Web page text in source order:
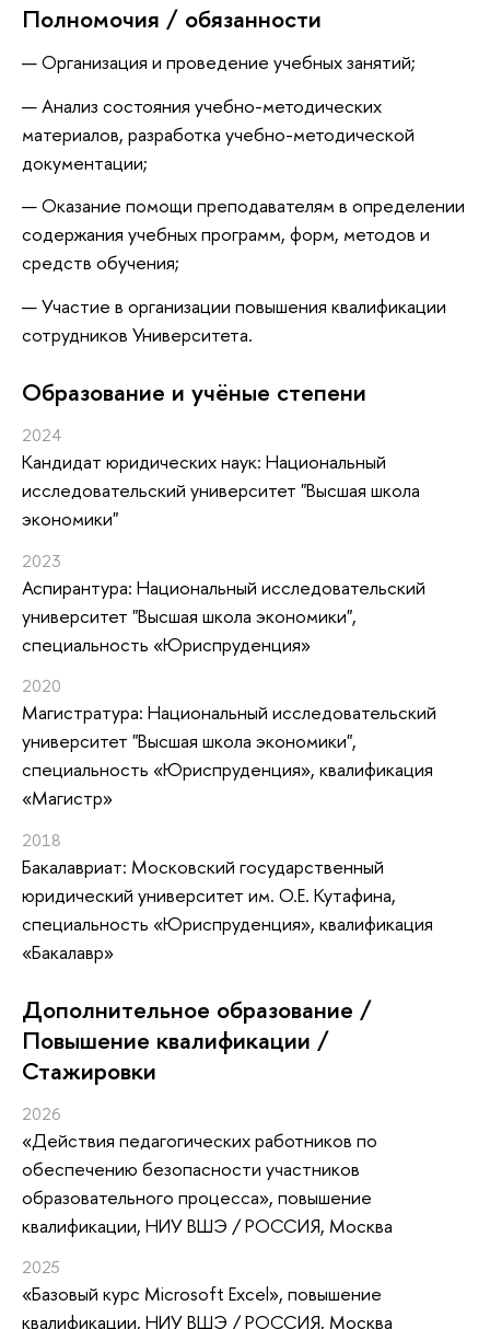
Полномочия / обязанности
— Организация и проведение учебных занятий;
— Анализ состояния учебно-методических
материалов, разработка учебно-методической
документации;
— Оказание помощи преподавателям в определении
содержания учебных программ, форм, методов и
средств обучения;
— Участие в организации повышения квалификации
сотрудников Университета.
Oбразование и учёные степени
2024
Кандидат юридических наук: Национальный
исследовательский университет "Высшая школа
экономики"
2023
Аспирантура: Национальный исследовательский
университет "Высшая школа экономики",
специальность «Юриспруденция»
2020
Магистратура: Национальный исследовательский
университет "Высшая школа экономики",
специальность «Юриспруденция», квалификация
«Магистр»
2018
Бакалавриат: Московский государственный
юридический университет им. О.Е. Кутафина,
специальность «Юриспруденция», квалификация
«Бакалавр»
Дополнительное образование /
Повышение квалификации /
Стажировки
2026
«Действия педагогических работников по
обеспечению безопасности участников
образовательного процесса», повышение
квалификации, НИУ ВШЭ / РОССИЯ, Москва
2025
«Базовый курс Microsoft Excel», повышение
квалификации, НИУ ВШЭ / РОССИЯ, Москва